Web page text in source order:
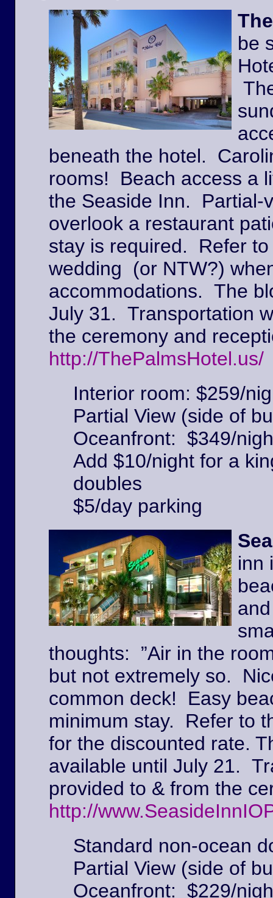
be
beneath the hotel.
rooms! Beach access a
the Seaside Inn. Partial-
overlook a restaurant
stay is required. Refer
wedding (or NTW?)
accommodations. The
July 31. Transportation
the ceremony and
http://ThePalmsHotel.us/
Interior room: $259/
Partial View (side of
Oceanfront: $349/
Add $10/night for a
doubles
$5/day parking
inn
thoughts: ”Air in the
but not extremely so.
common deck! Easy
minimum stay. Refer to
for the discounted rate.
available until July 21.
provided to & from the
http://
Standard non-ocean
Partial View (side of
Oceanfront: $229/